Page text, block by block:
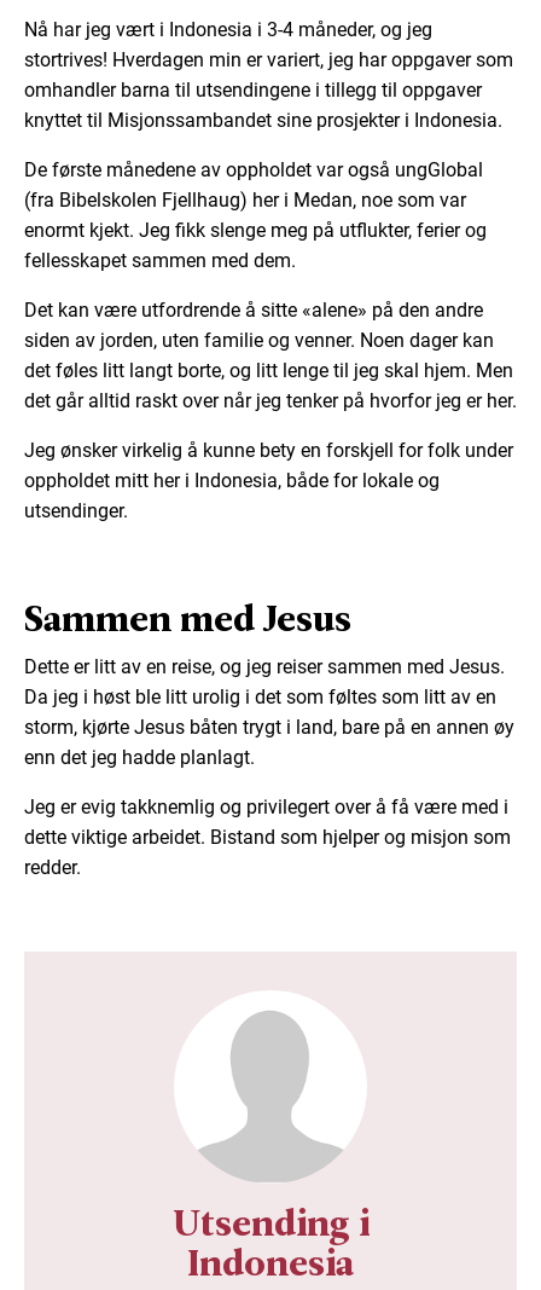
Nå har jeg vært i Indonesia i 3-4 måneder, og jeg
stortrives! Hverdagen min er variert, jeg har oppgaver som
omhandler barna til utsendingene i tillegg til oppgaver
knyttet til Misjonssambandet sine prosjekter i Indonesia.
De første månedene av oppholdet var også ungGlobal
(fra Bibelskolen Fjellhaug) her i Medan, noe som var
enormt kjekt. Jeg fikk slenge meg på utflukter, ferier og
fellesskapet sammen med dem.
Det kan være utfordrende å sitte «alene» på den andre
siden av jorden, uten familie og venner. Noen dager kan
det føles litt langt borte, og litt lenge til jeg skal hjem. Men
det går alltid raskt over når jeg tenker på hvorfor jeg er her.
Jeg ønsker virkelig å kunne bety en forskjell for folk under
oppholdet mitt her i Indonesia, både for lokale og
utsendinger.
Sammen med Jesus
Dette er litt av en reise, og jeg reiser sammen med Jesus.
Da jeg i høst ble litt urolig i det som føltes som litt av en
storm, kjørte Jesus båten trygt i land, bare på en annen øy
enn det jeg hadde planlagt.
Jeg er evig takknemlig og privilegert over å få være med i
dette viktige arbeidet. Bistand som hjelper og misjon som
redder.
Utsending i
Indonesia